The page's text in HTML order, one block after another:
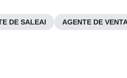
DE SALEAI AGENTE DE